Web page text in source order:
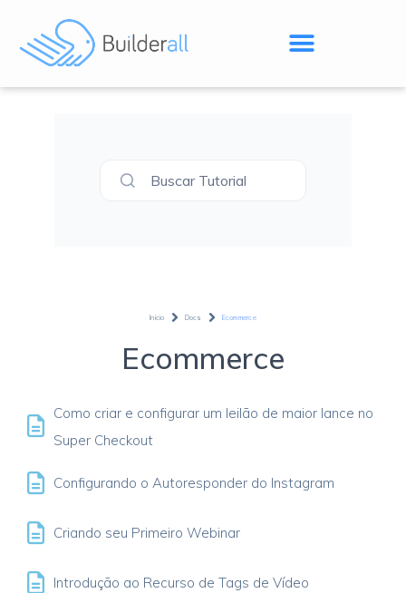
Buscar Tutorial
Inicio Docs Ecommerce
Ecommerce
Como criar e configurar um leilão de maior lance no
Super Checkout
Configurando o Autoresponder do Instagram
Criando seu Primeiro Webinar
Introdução ao Recurso de Tags de Vídeo